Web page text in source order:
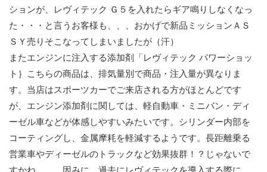
ションが、レヴィテック Ｇ５を入れたらギア鳴りしなくなっ
た・・・と言うお客様も、、、おかげで新品ミッションＡＳ
ＳＹ売りそこなってしまいましたが（汗）
またエンジンに注入する添加剤「レヴィテック パワーショッ
ト｝こちらの商品は、排気量別で商品・注入量が異なりま
す。当店はスポーツカーでご来店される方がほとんどです
が、エンジン添加剤に関しては、軽自動車・ミニバン・ディ
ーゼル車などが体感しやすいみたいです。シリンダー内部を
コーティングし、金属摩耗を軽減するようです。長距離乗る
営業車やディーゼルのトラックなど効果抜群！？じゃないで